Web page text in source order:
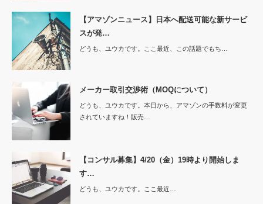
【アマゾンニュース】日本へ配送可能な新サービ
スが発…
どうも、ユウカです。ここ最近、この話題でもち…
メーカー取引交渉術（MOQについて）
どうも、ユウカです。本日から、アマゾンの手数料が変更
されていますね！販売…
【コンサル募集】4/20（金）19時より開始しま
す…
どうも、ユウカです。ここ最近…